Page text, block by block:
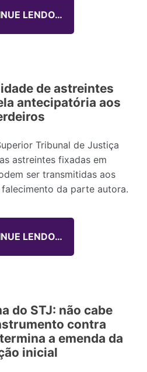
LENDO…
de astreintes
antecipatória aos
Tribunal de Justiça
astreintes fixadas em
ser transmitidas aos
da parte autora.
LENDO…
do STJ: não cabe
contra
a emenda da
inicial